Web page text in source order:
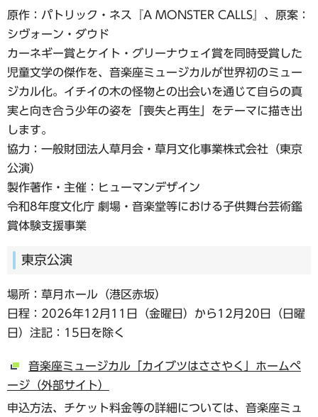
原作：パトリック・ネス『A MONSTER CALLS』、原案：
シヴォーン・ダウド
カーネギー賞とケイト・グリーナウェイ賞を同時受賞した
児童文学の傑作を、音楽座ミュージカルが世界初のミュー
ジカル化。イチイの木の怪物との出会いを通じて自らの真
実と向き合う少年の姿を「喪失と再生」をテーマに描き出
します。
協力：一般財団法人草月会・草月文化事業株式会社（東京
公演）
製作著作・主催：ヒューマンデザイン
令和8年度文化庁 劇場・音楽堂等における子供舞台芸術鑑
賞体験支援事業
東京公演
場所：草月ホール（港区赤坂）
日程：2026年12月11日（金曜日）から12月20日（日曜
日）注記：15日を除く
音楽座ミュージカル「カイブツはささやく」ホームペ
ージ（外部サイト）
申込方法、チケット料金等の詳細については、音楽座ミュ